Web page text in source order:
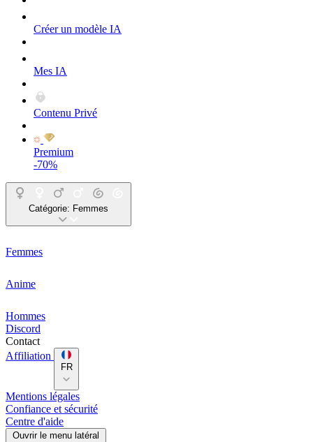
Créer un modèle IA
Mes IA
Contenu Privé
Premium
-70%
Catégorie: Femmes
Femmes
Anime
Hommes
Discord
Contact
Affiliation
FR
Mentions légales
Confiance et sécurité
Centre d'aide
Ouvrir le menu latéral